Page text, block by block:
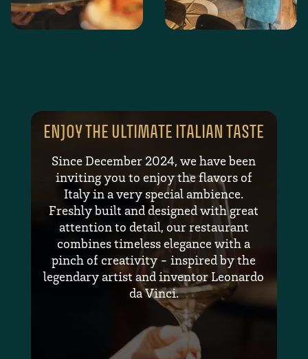
ENJOY THE ULTIMATE ITALIAN TASTE
Since December 2024, we have been
inviting you to enjoy the flavors of
Italy in a very special ambience.
Freshly built and designed with great
attention to detail, our restaurant
combines timeless elegance with a
pinch of creativity - inspired by the
legendary artist and inventor Leonardo
da Vinci.